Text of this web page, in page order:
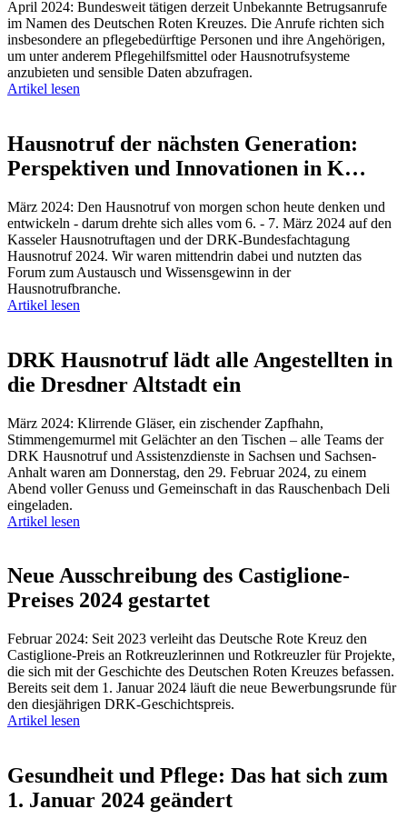
April 2024: Bundesweit tätigen derzeit Unbekannte Betrugsanrufe
im Namen des Deutschen Roten Kreuzes. Die Anrufe richten sich
insbesondere an pflegebedürftige Personen und ihre Angehörigen,
um unter anderem Pflegehilfsmittel oder Hausnotrufsysteme
anzubieten und sensible Daten abzufragen.
Artikel lesen
Hausnotruf der nächsten Generation:
Perspektiven und Innovationen in K…
März 2024: Den Hausnotruf von morgen schon heute denken und
entwickeln - darum drehte sich alles vom 6. - 7. März 2024 auf den
Kasseler Hausnotruftagen und der DRK-Bundesfachtagung
Hausnotruf 2024. Wir waren mittendrin dabei und nutzten das
Forum zum Austausch und Wissensgewinn in der
Hausnotrufbranche.
Artikel lesen
DRK Hausnotruf lädt alle Angestellten in
die Dresdner Altstadt ein
März 2024: Klirrende Gläser, ein zischender Zapfhahn,
Stimmengemurmel mit Gelächter an den Tischen – alle Teams der
DRK Hausnotruf und Assistenzdienste in Sachsen und Sachsen-
Anhalt waren am Donnerstag, den 29. Februar 2024, zu einem
Abend voller Genuss und Gemeinschaft in das Rauschenbach Deli
eingeladen.
Artikel lesen
Neue Ausschreibung des Castiglione-
Preises 2024 gestartet
Februar 2024: Seit 2023 verleiht das Deutsche Rote Kreuz den
Castiglione-Preis an Rotkreuzlerinnen und Rotkreuzler für Projekte,
die sich mit der Geschichte des Deutschen Roten Kreuzes befassen.
Bereits seit dem 1. Januar 2024 läuft die neue Bewerbungsrunde für
den diesjährigen DRK-Geschichtspreis.
Artikel lesen
Gesundheit und Pflege: Das hat sich zum
1. Januar 2024 geändert